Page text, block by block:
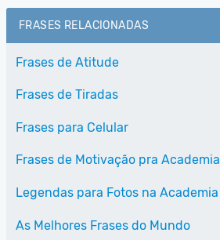
FRASES RELACIONADAS
Frases de Atitude
Frases de Tiradas
Frases para Celular
Frases de Motivação pra Academia
Legendas para Fotos na Academia
As Melhores Frases do Mundo